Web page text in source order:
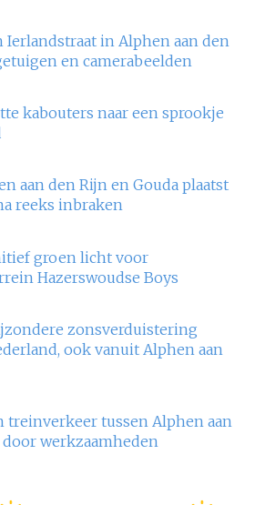
Ierlandstraat in Alphen aan den
en camerabeelden
kabouters naar een sprookje
aan den Rijn en Gouda plaatst
reeks inbraken
groen licht voor
Hazerswoudse Boys
zonsverduistering
ook vanuit Alphen aan
treinverkeer tussen Alphen aan
werkzaamheden